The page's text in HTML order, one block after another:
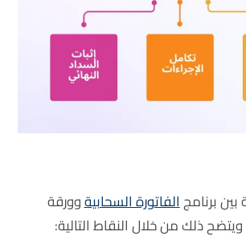
برنامجالفاتورة السحابيةوورقة
ويتضح ذلك من خلال النقاط التالية: